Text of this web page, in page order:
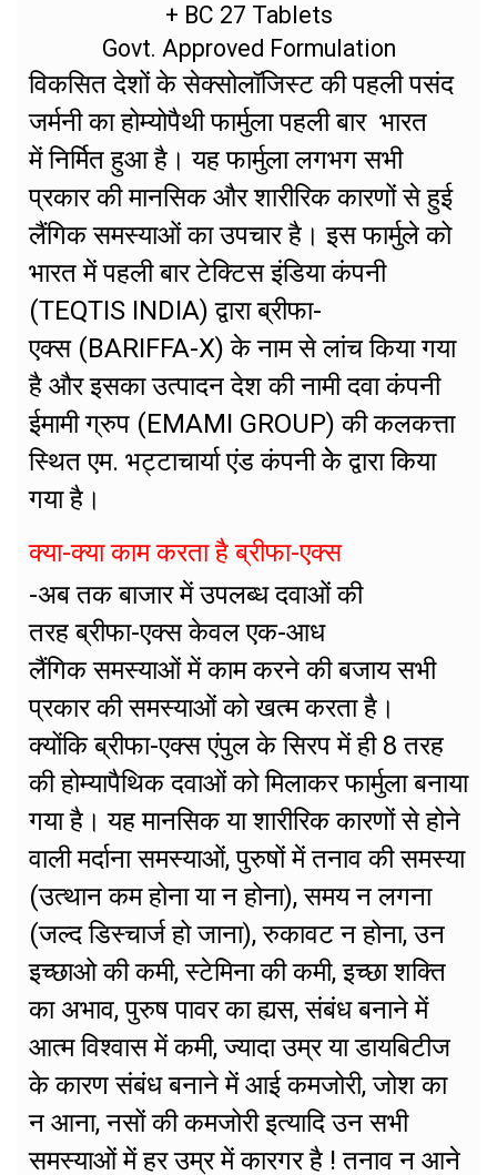
+ BC 27 Tablets
Govt. Approved Formulation
विकसित देशों के सेक्सोलॉजिस्ट की पहली पसंद
जर्मनी का होम्योपैथी फार्मुला पहली बार भारत
में निर्मित हुआ है। यह फार्मुला लगभग सभी
प्रकार की मानसिक और शारीरिक कारणों से हुई
लैंगिक समस्याओं का उपचार है। इस फार्मुले को
भारत में पहली बार टेक्टिस इंडिया कंपनी
(TEQTIS INDIA) द्वारा ब्रीफा-
एक्स (BARIFFA-X) के नाम से लांच किया गया
है और इसका उत्पादन देश की नामी दवा कंपनी
ईमामी ग्रुप (EMAMI GROUP) की कलकत्ता
स्थित एम. भट्टाचार्या एंड कंपनी केे द्वारा किया
गया है।
क्या-क्या काम करता है ब्रीफा-एक्स
-अब तक बाजार में उपलब्ध दवाओं की
तरह ब्रीफा-एक्स केवल एक-आध
लैंगिक समस्याओं में काम करने की बजाय सभी
प्रकार की समस्याओं को खत्म करता है।
क्योंकि ब्रीफा-एक्स एंपुल के सिरप में ही 8 तरह
की होम्यापैथिक दवाओं को मिलाकर फार्मुला बनाया
गया है। यह मानसिक या शारीरिक कारणों से होने
वाली मर्दाना समस्याओं, पुरुषों में तनाव की समस्या
(उत्थान कम होना या न होना), समय न लगना
(जल्द डिस्चार्ज हो जाना), रुकावट न होना, उन
इच्छाओ की कमी, स्टेमिना की कमी, इच्छा शक्ति
का अभाव, पुरुष पावर का ह्यस, संबंध बनाने में
आत्म विश्वास में कमी, ज्यादा उम्र या डायबिटीज
के कारण संबंध बनाने में आई कमजोरी, जोश का
न आना, नसों की कमजोरी इत्यादि उन सभी
समस्याओं में हर उम्र में कारगर है ! तनाव न आने